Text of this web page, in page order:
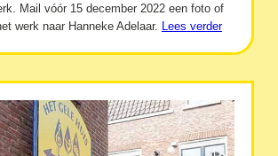
Mail vóór 15 december 2022 een foto of
werk naar Hanneke Adelaar.
Lees verder